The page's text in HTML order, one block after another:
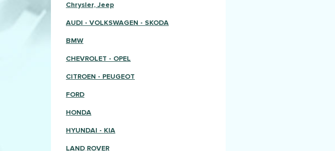
Chrysler, Jeep
AUDI - VOLKSWAGEN - SKODA
BMW
CHEVROLET - OPEL
CITROEN - PEUGEOT
FORD
HONDA
HYUNDAI - KIA
LAND ROVER